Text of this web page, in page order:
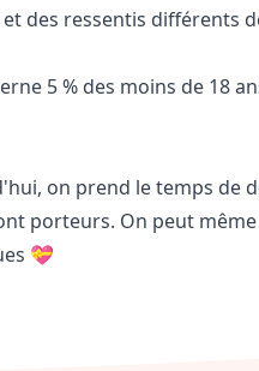
des ressentis différents
5 % des moins de 18
on prend le temps de
porteurs. On peut
💝